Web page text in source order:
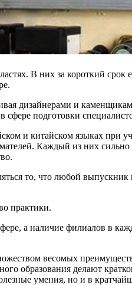
В них за короткий
дизайнерами и
сфере подготовки
и китайском языках при
Каждый из них сильно
то, что любой выпускник
практики.
а наличие филиалов в
весомых
образования делают
умения, но и в